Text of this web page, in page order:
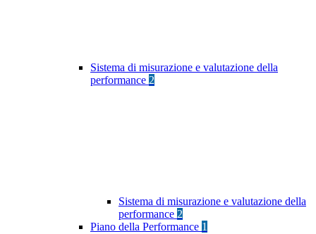
Sistema di misurazione e valutazione della
performance 2
Sistema di misurazione e valutazione della
performance 2
Piano della Performance 1